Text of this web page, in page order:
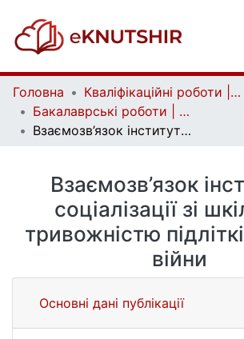
Головна
Кваліфікаційні роботи | Qualifying works
Бакалаврські роботи | Bachelor theses
Взаємозв’язок інститутів соціалізації зі шкільною тривожністю підлітків під час війни
Взаємозв’язок
соціалізації зі
тривожністю
війни
Основні дані публікації